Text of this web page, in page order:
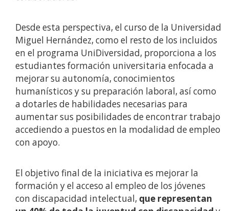
Desde esta perspectiva, el curso de la Universidad
Miguel Hernández, como el resto de los incluidos
en el programa UniDiversidad, proporciona a los
estudiantes formación universitaria enfocada a
mejorar su autonomía, conocimientos
humanísticos y su preparación laboral, así como
a dotarles de habilidades necesarias para
aumentar sus posibilidades de encontrar trabajo
accediendo a puestos en la modalidad de empleo
con apoyo.
El objetivo final de la iniciativa es mejorar la
formación y el acceso al empleo de los jóvenes
con discapacidad intelectual, que representan